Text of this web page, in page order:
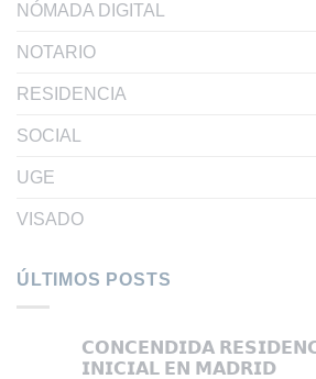
NÓMADA DIGITAL
NOTARIO
RESIDENCIA
SOCIAL
UGE
VISADO
ÚLTIMOS POSTS
𝗖𝗢𝗡𝗖𝗘𝗡𝗗𝗜𝗗𝗔
𝗜𝗡𝗜𝗖𝗜𝗔𝗟 𝗘𝗡 𝗠𝗔𝗗𝗥𝗜𝗗